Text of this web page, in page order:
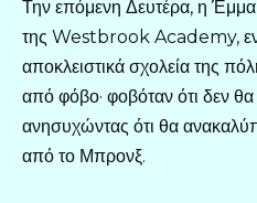
Την επόμενη Δευτέρα, η Έμμα
της Westbrook Academy,
αποκλειστικά σχολεία της
από φόβο· φοβόταν ότι δεν θα
ανησυχώντας ότι θα
από το Μπρονξ.